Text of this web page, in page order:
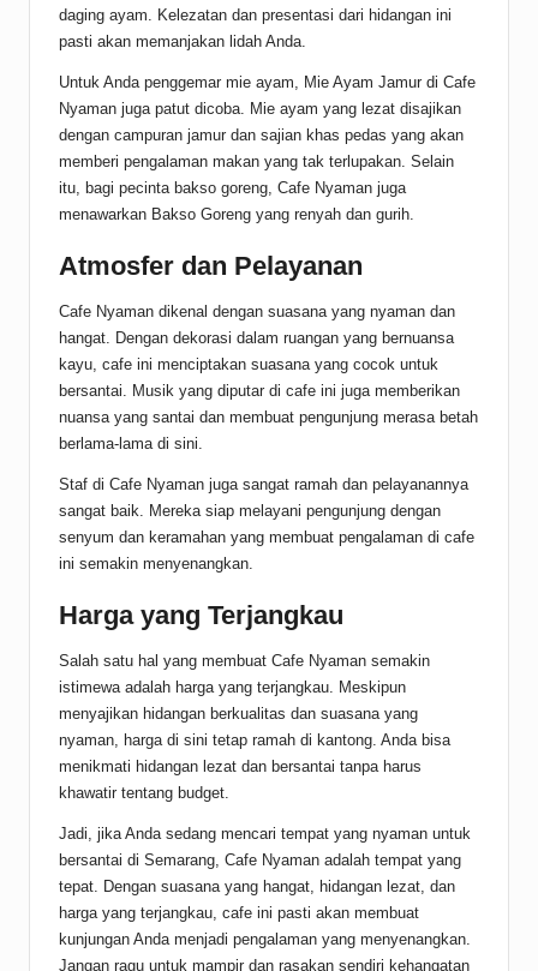
daging ayam. Kelezatan dan presentasi dari hidangan ini
pasti akan memanjakan lidah Anda.
Untuk Anda penggemar mie ayam, Mie Ayam Jamur di Cafe
Nyaman juga patut dicoba. Mie ayam yang lezat disajikan
dengan campuran jamur dan sajian khas pedas yang akan
memberi pengalaman makan yang tak terlupakan. Selain
itu, bagi pecinta bakso goreng, Cafe Nyaman juga
menawarkan Bakso Goreng yang renyah dan gurih.
Atmosfer dan Pelayanan
Cafe Nyaman dikenal dengan suasana yang nyaman dan
hangat. Dengan dekorasi dalam ruangan yang bernuansa
kayu, cafe ini menciptakan suasana yang cocok untuk
bersantai. Musik yang diputar di cafe ini juga memberikan
nuansa yang santai dan membuat pengunjung merasa betah
berlama-lama di sini.
Staf di Cafe Nyaman juga sangat ramah dan pelayanannya
sangat baik. Mereka siap melayani pengunjung dengan
senyum dan keramahan yang membuat pengalaman di cafe
ini semakin menyenangkan.
Harga yang Terjangkau
Salah satu hal yang membuat Cafe Nyaman semakin
istimewa adalah harga yang terjangkau. Meskipun
menyajikan hidangan berkualitas dan suasana yang
nyaman, harga di sini tetap ramah di kantong. Anda bisa
menikmati hidangan lezat dan bersantai tanpa harus
khawatir tentang budget.
Jadi, jika Anda sedang mencari tempat yang nyaman untuk
bersantai di Semarang, Cafe Nyaman adalah tempat yang
tepat. Dengan suasana yang hangat, hidangan lezat, dan
harga yang terjangkau, cafe ini pasti akan membuat
kunjungan Anda menjadi pengalaman yang menyenangkan.
Jangan ragu untuk mampir dan rasakan sendiri kehangatan